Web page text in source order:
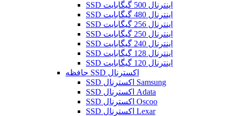
SSD اینترنال 500 گیگابایت
SSD اینترنال 480 گیگابایت
SSD اینترنال 256 گیگابایت
SSD اینترنال 250 گیگابایت
SSD اینترنال 240 گیگابایت
SSD اینترنال 128 گیگابایت
SSD اینترنال 120 گیگابایت
حافظه SSD اکسترنال
SSD اکسترنال Samsung
SSD اکسترنال Adata
SSD اکسترنال Oscoo
SSD اکسترنال Lexar